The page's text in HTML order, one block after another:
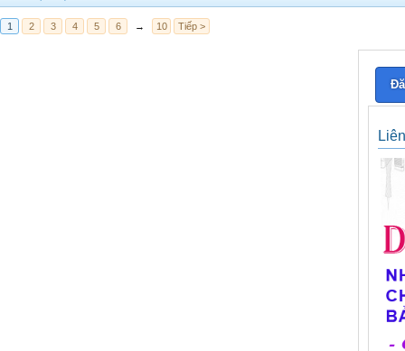
1 2 3 4 5 6 → 10 Tiếp >